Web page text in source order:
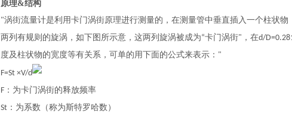
原理&结构
"涡街流量计是利用卡门涡街原理进行测量的，在测量管中垂直插入一个柱状
两列有规则的旋涡，如下图所示意，这两列旋涡被成为“卡门涡街" ，在d/
度及柱状物的宽度等有关系，可单的用下面的公式来表示： "
F=St ×V/d
F ：为卡门涡街的释放频率
St ：为系数（称为斯特罗哈数）